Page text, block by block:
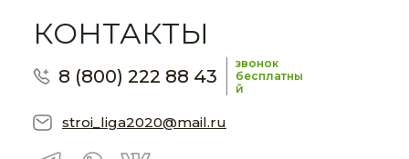
КОНТАКТЫ
8 (800) 222 88 43
звонок
бесплатны
й
stroi_liga2020@mail.ru